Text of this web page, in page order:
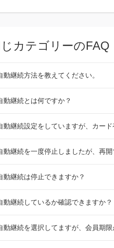
カテゴリーのFAQ
動継続方法を教えてください。
動継続とは何ですか？
動継続設定をしていますが、カー
動継続を一度停止しましたが、再開
動継続は停止できますか？
動継続しているか確認できますか？
動継続を選択してますが、会員期限